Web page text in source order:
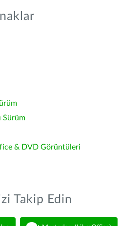
Sürüm
& DVD Görüntüleri
Takip Edin